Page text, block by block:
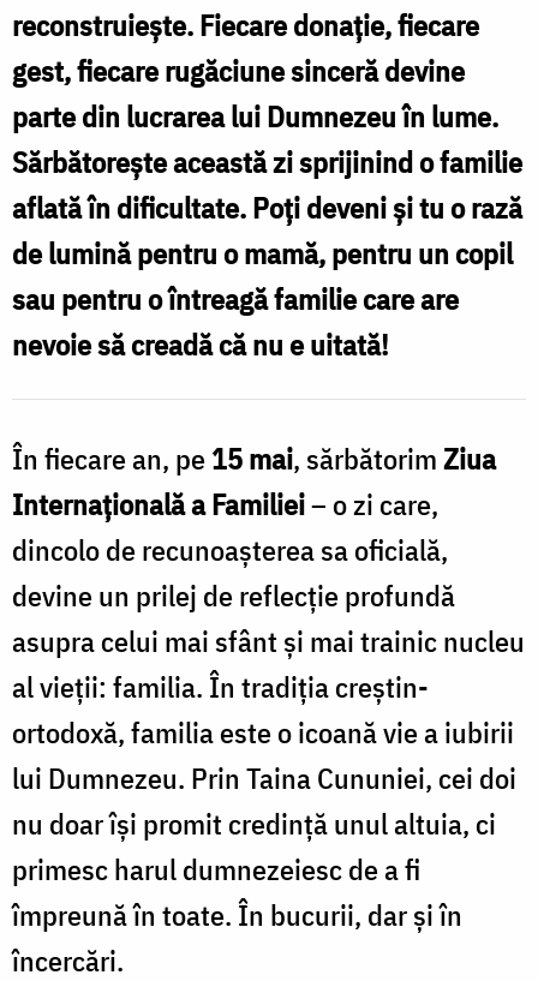
reconstruiește. Fiecare donație, fiecare
gest, fiecare rugăciune sinceră devine
parte din lucrarea lui Dumnezeu în lume.
Sărbătorește această zi sprijinind o familie
aflată în dificultate. Poți deveni și tu o rază
de lumină pentru o mamă, pentru un copil
sau pentru o întreagă familie care are
nevoie să creadă că nu e uitată!
În fiecare an, pe15 mai, sărbătorimZiua
Internațională a Familiei– o zi care,
dincolo de recunoașterea sa oficială,
devine un prilej de reflecție profundă
asupra celui mai sfânt și mai trainic nucleu
al vieții: familia.În tradiția creștin-
ortodoxă, familia este o icoană vie a iubirii
lui Dumnezeu. Prin Taina Cununiei, cei doi
nu doar își promit credință unul altuia, ci
primesc harul dumnezeiesc de a fi
împreună în toate. În bucurii, dar și în
încercări.